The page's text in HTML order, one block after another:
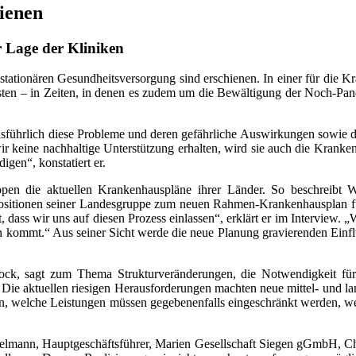
Lage der Kliniken
Gesundheitsversorgung sind erschienen. In einer für die
– in Zeiten, in denen es zudem um die Bewältigung der Noch-
diese Probleme und deren gefährliche Auswirkungen
nachhaltige Unterstützung erhalten, wird sie auch die
konstatiert er.
die aktuellen Krankenhauspläne ihrer Länder. So
seiner Landesgruppe zum neuen Rahmen-
wir uns auf diesen Prozess einlassen“, erklärt er im Interview.
Aus seiner Sicht werde die neue Planung gravierenden
sagt zum Thema Strukturveränderungen, die Notwendigkeit
aktuellen riesigen Herausforderungen machten neue mittel- und
Leistungen müssen gegebenenfalls eingeschränkt werden,
Hauptgeschäftsführer, Marien Gesellschaft Siegen gGmbH,